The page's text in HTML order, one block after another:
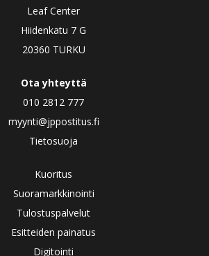
Leaf Center
Hiidenkatu 7 G
20360 TURKU
Ota yhteyttä
010 2812 777
myynti@jppostitus.fi
Tietosuoja
Kuoritus
Suoramarkkinointi
Tulostuspalvelut
Esitteiden painatus
Digitointi